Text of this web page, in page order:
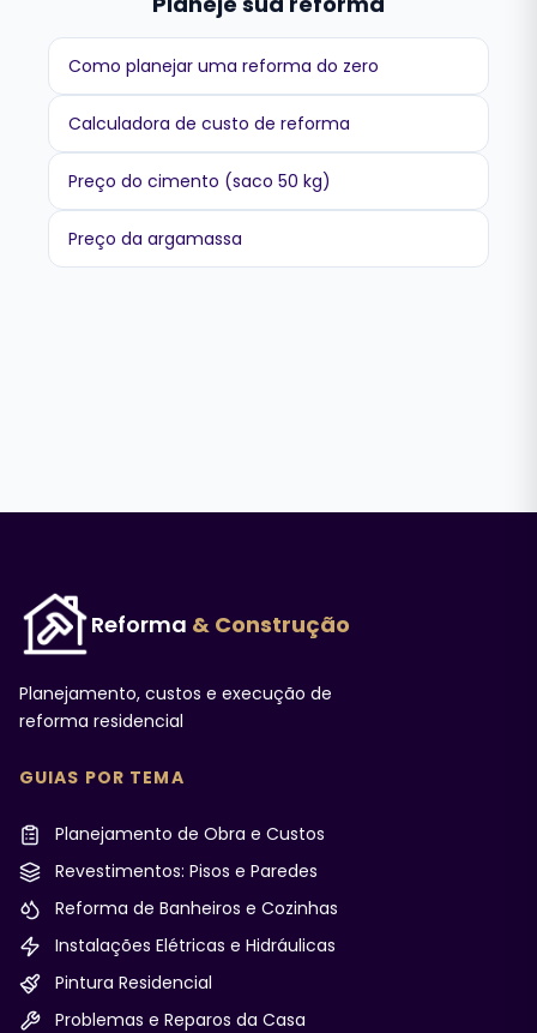
Como planejar uma reforma do zero
Calculadora de custo de reforma
Preço do cimento (saco 50 kg)
Preço da argamassa
Reforma & Construção
Planejamento, custos e execução de
reforma residencial
GUIAS POR TEMA
Planejamento de Obra e Custos
Revestimentos: Pisos e Paredes
Reforma de Banheiros e Cozinhas
Instalações Elétricas e Hidráulicas
Pintura Residencial
Problemas e Reparos da Casa